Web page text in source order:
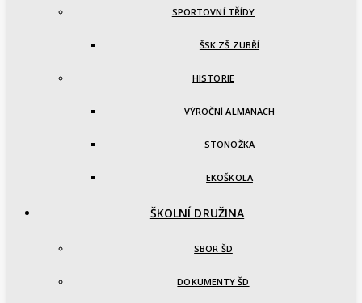
SPORTOVNÍ TŘÍDY
ŠSK ZŠ ZUBŘÍ
HISTORIE
VÝROČNÍ ALMANACH
STONOŽKA
EKOŠKOLA
ŠKOLNÍ DRUŽINA
SBOR ŠD
DOKUMENTY ŠD